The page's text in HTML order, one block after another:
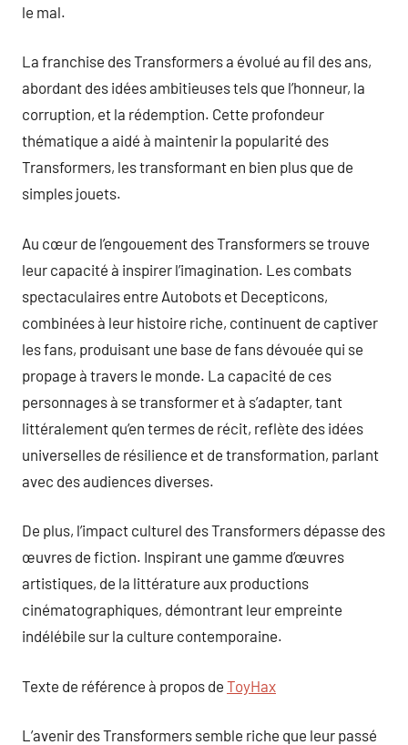
le mal.
La franchise des Transformers a évolué au fil des ans,
abordant des idées ambitieuses tels que l’honneur, la
corruption, et la rédemption. Cette profondeur
thématique a aidé à maintenir la popularité des
Transformers, les transformant en bien plus que de
simples jouets.
Au cœur de l’engouement des Transformers se trouve
leur capacité à inspirer l’imagination. Les combats
spectaculaires entre Autobots et Decepticons,
combinées à leur histoire riche, continuent de captiver
les fans, produisant une base de fans dévouée qui se
propage à travers le monde. La capacité de ces
personnages à se transformer et à s’adapter, tant
littéralement qu’en termes de récit, reflète des idées
universelles de résilience et de transformation, parlant
avec des audiences diverses.
De plus, l’impact culturel des Transformers dépasse des
œuvres de fiction. Inspirant une gamme d’œuvres
artistiques, de la littérature aux productions
cinématographiques, démontrant leur empreinte
indélébile sur la culture contemporaine.
Texte de référence à propos de ToyHax
L’avenir des Transformers semble riche que leur passé